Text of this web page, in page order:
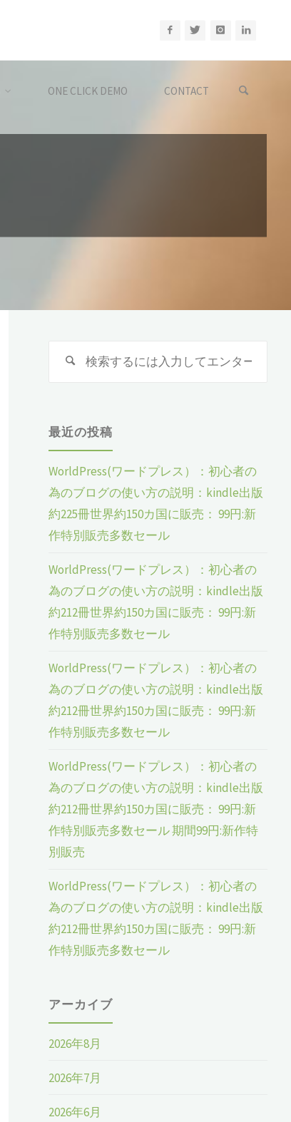
ONE CLICK DEMO CONTACT
検
最近の投稿
WorldPress(ワードプレス）：初心者の
為のブログの使い方の説明：kindle出版
約225冊世界約150カ国に販売： 99円:新
作特別販売多数セール
WorldPress(ワードプレス）：初心者の
為のブログの使い方の説明：kindle出版
約212冊世界約150カ国に販売： 99円:新
作特別販売多数セール
WorldPress(ワードプレス）：初心者の
為のブログの使い方の説明：kindle出版
約212冊世界約150カ国に販売： 99円:新
作特別販売多数セール
WorldPress(ワードプレス）：初心者の
為のブログの使い方の説明：kindle出版
約212冊世界約150カ国に販売： 99円:新
作特別販売多数セール 期間99円:新作特
別販売
WorldPress(ワードプレス）：初心者の
為のブログの使い方の説明：kindle出版
約212冊世界約150カ国に販売： 99円:新
作特別販売多数セール
アーカイブ
2026年8月
2026年7月
2026年6月